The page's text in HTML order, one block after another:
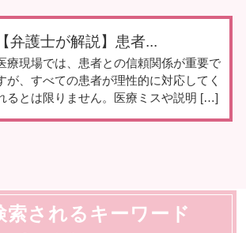
【弁護士が解説】患者...
療現場では、患者との信頼関係が重要で
が、すべての患者が理性的に対応してく
るとは限りません。医療ミスや説明 […]
索されるキーワード